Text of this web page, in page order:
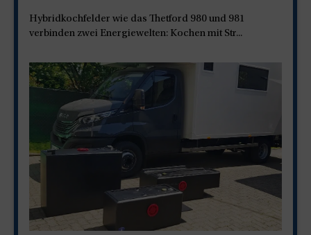
Hybridkochfelder wie das Thetford 980 und 981
verbinden zwei Energiewelten: Kochen mit Str...